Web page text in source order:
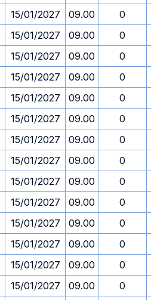
15/01/2027 09.00
0
15/01/2027 09.00
0
15/01/2027 09.00
0
15/01/2027 09.00
0
15/01/2027 09.00
0
15/01/2027 09.00
0
15/01/2027 09.00
0
15/01/2027 09.00
0
15/01/2027 09.00
0
15/01/2027 09.00
0
15/01/2027 09.00
0
15/01/2027 09.00
0
15/01/2027 09.00
0
15/01/2027 09.00
0